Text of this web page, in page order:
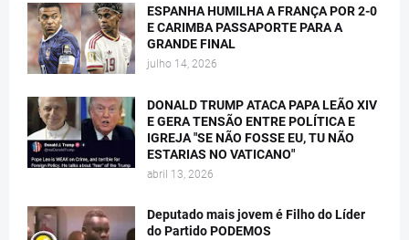
ESPANHA HUMILHA A FRANÇA POR 2-0
E CARIMBA PASSAPORTE PARA A
GRANDE FINAL
julho 14, 2026
DONALD TRUMP ATACA PAPA LEÃO XIV
E GERA TENSÃO ENTRE POLÍTICA E
IGREJA "SE NÃO FOSSE EU, TU NÃO
ESTARIAS NO VATICANO"
abril 13, 2026
Deputado mais jovem é Filho do Líder
do Partido PODEMOS